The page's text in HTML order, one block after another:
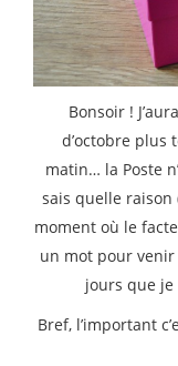
Bonsoir !
d’octobre plus
matin… la Poste
sais quelle raison
moment où le
un mot pour
jours que je
Bref, l’important